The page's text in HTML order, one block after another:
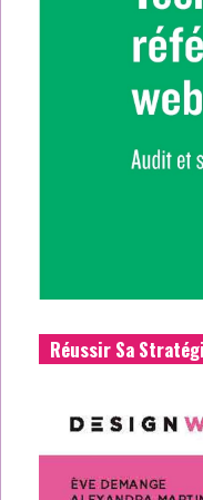
Réussir Sa